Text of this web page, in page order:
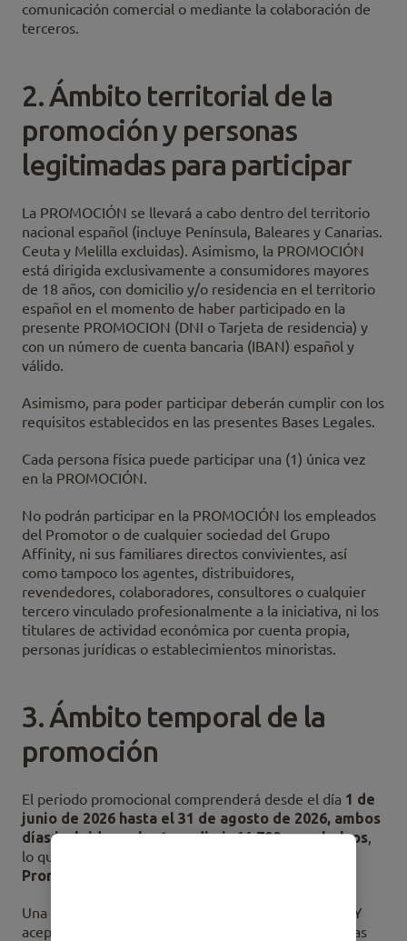
comunicación comercial o mediante la colaboración de
terceros.
2. Ámbito territorial de la
promoción y personas
legitimadas para participar
La PROMOCIÓN se llevará a cabo dentro del territorio
nacional español (incluye Península, Baleares y Canarias.
Ceuta y Melilla excluidas). Asimismo, la PROMOCIÓN
está dirigida exclusivamente a consumidores mayores
de 18 años, con domicilio y/o residencia en el territorio
español en el momento de haber participado en la
presente PROMOCION (DNI o Tarjeta de residencia) y
con un número de cuenta bancaria (IBAN) español y
válido.
Asimismo, para poder participar deberán cumplir con los
requisitos establecidos en las presentes Bases Legales.
Cada persona física puede participar una (1) única vez
en la PROMOCIÓN.
No podrán participar en la PROMOCIÓN los empleados
del Promotor o de cualquier sociedad del Grupo
Affinity, ni sus familiares directos convivientes, así
como tampoco los agentes, distribuidores,
revendedores, colaboradores, consultores o cualquier
tercero vinculado profesionalmente a la iniciativa, ni los
titulares de actividad económica por cuenta propia,
personas jurídicas o establecimientos minoristas.
3. Ámbito temporal de la
promoción
El periodo promocional comprenderá desde el día 1 de
junio de 2026 hasta el 31 de agosto de 2026, ambos
días incluidos, o hasta redimir 11.700 reembolsos,
lo que ocurra antes (en adelante, el “
Promocional”
Una vez finalizado el Periodo Promocional, AFFINITY
aceptará solicitudes de reembolso durante los 10 días